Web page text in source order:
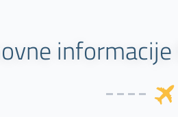
informacije